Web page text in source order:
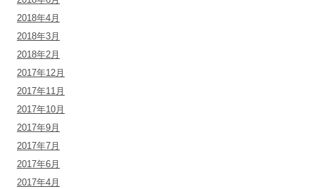
2018年4月
2018年3月
2018年2月
2017年12月
2017年11月
2017年10月
2017年9月
2017年7月
2017年6月
2017年4月